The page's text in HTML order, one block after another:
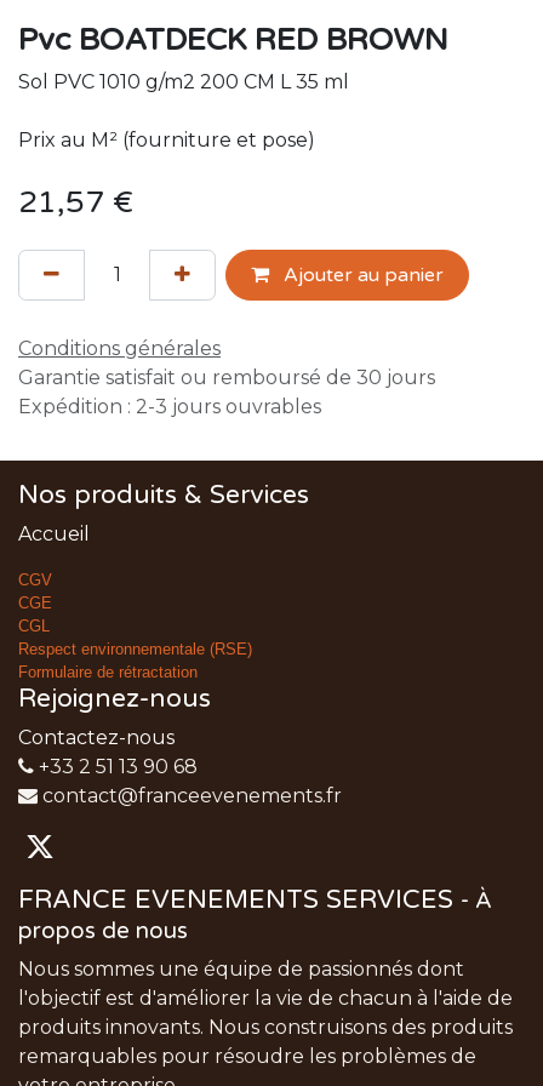
Pvc BOATDECK RED BROWN
Sol PVC 1010 g/m2 200 CM L 35 ml
Prix au M² (fourniture et pose)
21,57 €
Ajouter au panier
Conditions générales
Garantie satisfait ou remboursé de 30 jours
Expédition : 2-3 jours ouvrables
Nos produits & Services
Accueil
CGV
CGE
CGL
Respect environnementale (RSE)
Formulaire de rétractation
Rejoignez-nous
Contactez-nous
+33 2 51 13 90 68
contact@franceevenements.fr
FRANCE EVENEMENTS SERVICES - À
propos de nous
Nous sommes une équipe de passionnés dont
l'objectif est d'améliorer la vie de chacun à l'aide de
produits innovants. Nous construisons des produits
remarquables pour résoudre les problèmes de